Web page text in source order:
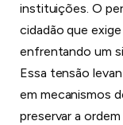
instituições. O
cidadão que
enfrentando um
Essa tensão
em mecanismos
preservar a